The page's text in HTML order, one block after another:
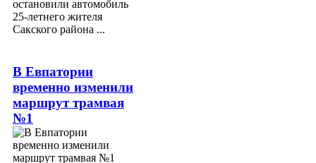
остановили автомобиль
25-летнего жителя
Сакского района ...
В Евпатории
временно изменили
маршрут трамвая
№1